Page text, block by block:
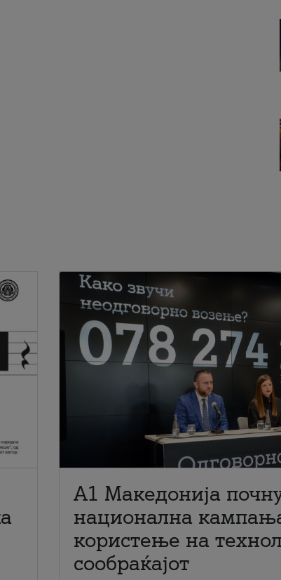
A1 Македонија
национална
користење на
сообраќајот